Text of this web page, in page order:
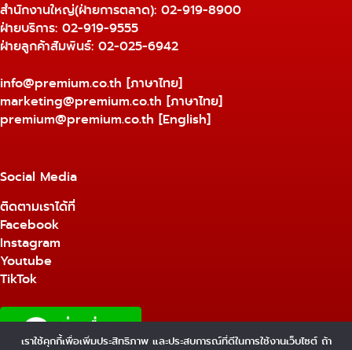
สำนักงานใหญ่(ฝ่ายการตลาด): 02-919-8900
ฝ่ายบริการ: 02-919-9555
ฝ่ายลูกค้าสัมพันธ์: 02-025-6942
info@premium.co.th [ภาษาไทย]
marketing@premium.co.th [ภาษาไทย]
premium@premium.co.th [English]
Social Media
ติดตามเราได้ที่
Facebook
Instagram
Youtube
TikTok
เราใช้คุกกี้เพื่อเพิ่มประสิทธิภาพ และประสบการณ์ที่ดีในการใช้งานเว็บไซต์ ถ้า
1